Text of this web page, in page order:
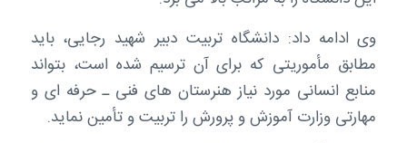
وی ادامه داد: دانشگاه تربیت دبیر شهید رجایی، باید
مطابق مأموریتی که برای آن ترسیم شده است، بتواند
منابع انسانی مورد نیاز هنرستان های فنی ـ حرفه ای و
مهارتی وزارت آموزش و پرورش را تربیت و تأمین نماید.